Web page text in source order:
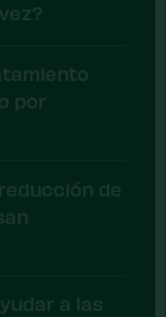
por
de
a las